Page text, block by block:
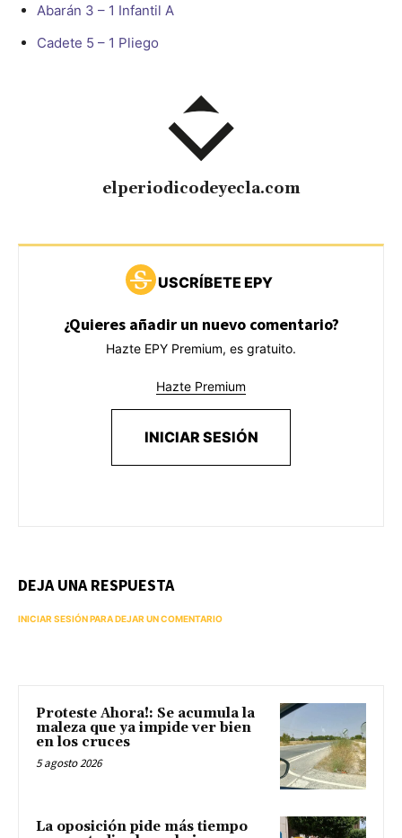
Abarán 3 – 1 Infantil A
Cadete 5 – 1 Pliego
elperiodicodeyecla.com
USCRÍBETE EPY
¿Quieres añadir un nuevo comentario?
Hazte EPY Premium, es gratuito.
Hazte Premium
INICIAR SESIÓN
DEJA UNA RESPUESTA
INICIAR SESIÓN PARA DEJAR UN COMENTARIO
Proteste Ahora!: Se acumula la
maleza que ya impide ver bien
en los cruces
5 agosto 2026
La oposición pide más tiempo